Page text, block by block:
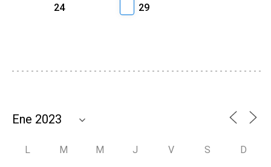
24
29
L M M J V S D